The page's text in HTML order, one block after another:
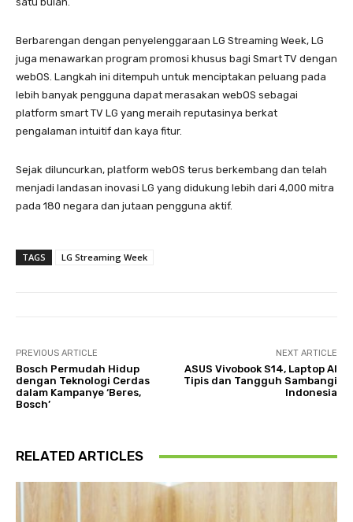
Berbarengan dengan penyelenggaraan LG Streaming Week, LG
juga menawarkan program promosi khusus bagi Smart TV dengan
webOS. Langkah ini ditempuh untuk menciptakan peluang pada
lebih banyak pengguna dapat merasakan webOS sebagai
platform smart TV LG yang meraih reputasinya berkat
pengalaman intuitif dan kaya fitur.
Sejak diluncurkan, platform webOS terus berkembang dan telah
menjadi landasan inovasi LG yang didukung lebih dari 4,000 mitra
pada 180 negara dan jutaan pengguna aktif.
TAGS LG Streaming Week
PREVIOUS ARTICLE
Bosch Permudah Hidup
dengan Teknologi Cerdas
dalam Kampanye ‘Beres,
Bosch’
NEXT ARTICLE
ASUS Vivobook S14, Laptop AI
Tipis dan Tangguh Sambangi
Indonesia
RELATED ARTICLES